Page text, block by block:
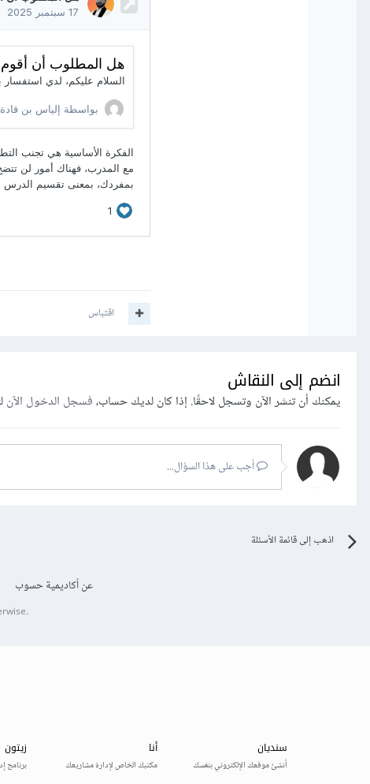
اقتباس
انضم إلى النقاش
يمكنك أن تنشر الآن وتسجل لاحقًا. إذا كان لديك حساب،فسجل الدخول الآن
أجب على هذا السؤال...
اذهب إلى قائمة الأسئلة
عن أكاديمية حسوب